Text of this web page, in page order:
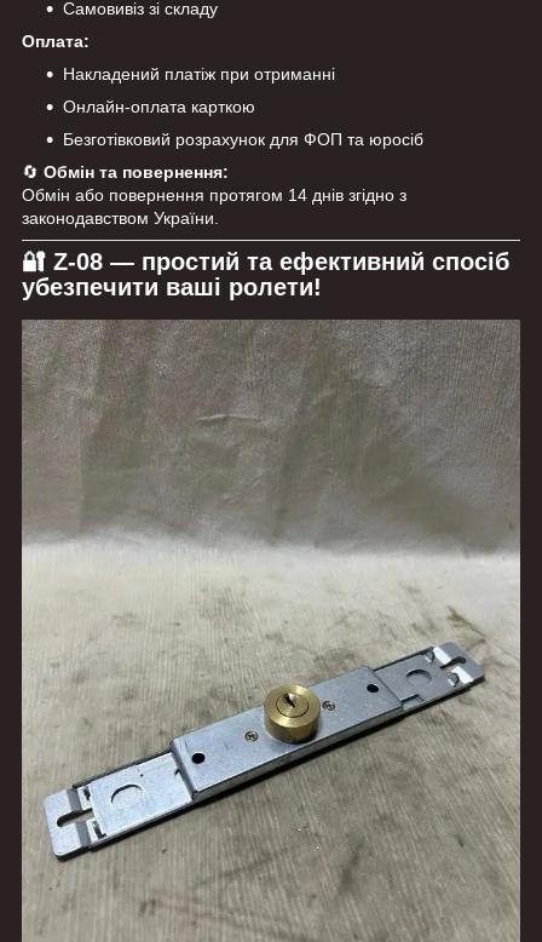
Самовивіз зі складу
Оплата:
Накладений платіж при отриманні
Онлайн-оплата карткою
Безготівковий розрахунок для ФОП та юросіб
🔄 Обмін та повернення:
Обмін або повернення протягом 14 днів згідно з
законодавством України.
🔐 Z-08 — простий та ефективний спосіб
убезпечити ваші ролети!